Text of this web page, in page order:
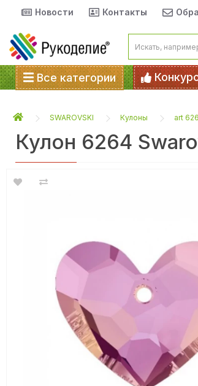
Новости Контакты
Все категории
SWAROVSKI Кулоны art
Кулон 6264